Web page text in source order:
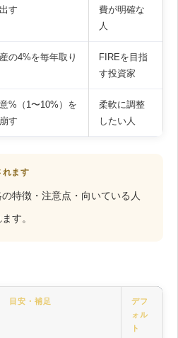
す
費が明確な
人
の4%を毎年取り
FIREを目指
す投資家
%（1〜10%）を
す
柔軟に調整
したい人
れます
特徴・注意点・向いている人
す。
目安・補足
デフ
ォル
ト